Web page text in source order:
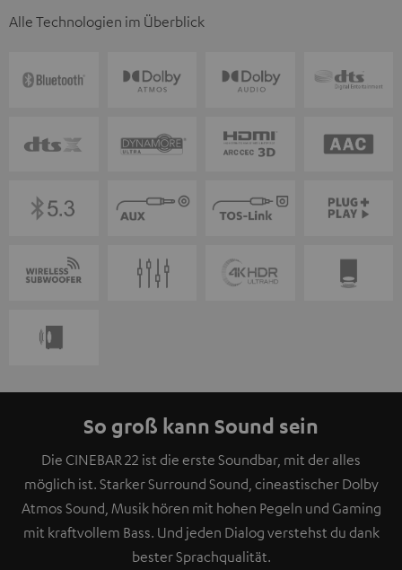
Alle Technologien im Überblick
So groß kann Sound sein
Die CINEBAR 22 ist die erste Soundbar, mit der alles
möglich ist. Starker Surround Sound, cineastischer Dolby
Atmos Sound, Musik hören mit hohen Pegeln und Gaming
mit kraftvollem Bass. Und jeden Dialog verstehst du dank
bester Sprachqualität.